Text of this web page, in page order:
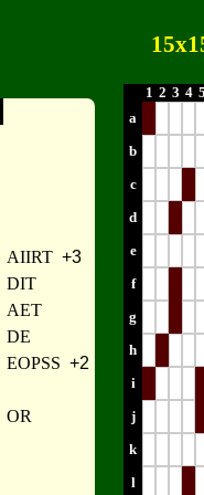
AIIRT +3
DIT
AET
DE
EOPSS +2
OR
1 2 3 4
a
b
c
d
e
f
g
h
i
j
k
l